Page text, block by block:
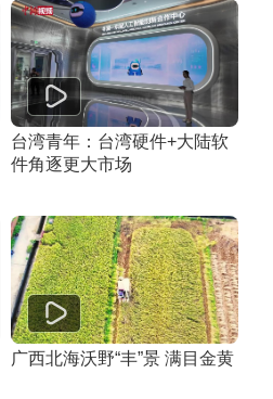
台湾青年：台湾硬件+大陆软
件角逐更大市场
广西北海沃野“丰”景 满目金黄